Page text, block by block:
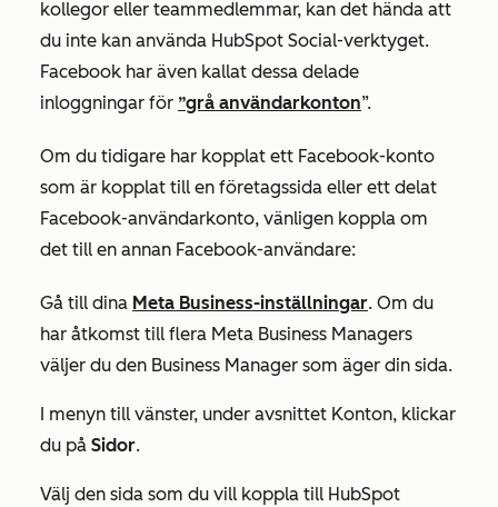
kollegor eller teammedlemmar, kan det hända att
du inte kan använda HubSpot Social-verktyget.
Facebook har även kallat dessa delade
inloggningar för ”grå användarkonton”.
Om du tidigare har kopplat ett Facebook-konto
som är kopplat till en företagssida eller ett delat
Facebook-användarkonto, vänligen koppla om
det till en annan Facebook-användare:
Gå till dina Meta Business-inställningar. Om du
har åtkomst till flera Meta Business Managers
väljer du den Business Manager som äger din sida.
I menyn till vänster, under avsnittet Konton, klickar
du på Sidor.
Välj den sida som du vill koppla till HubSpot